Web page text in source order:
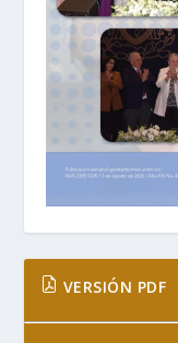
VERSIÓN PDF